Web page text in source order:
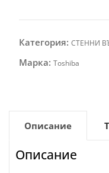
Категория: СТЕННИ
Марка: Toshiba
Описание
Описание